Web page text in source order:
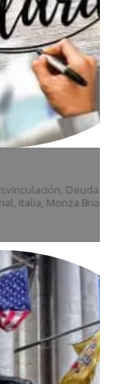
Deuda De
Brianza,